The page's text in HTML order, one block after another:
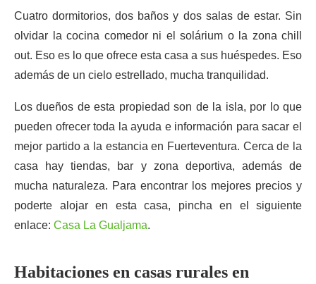
Cuatro dormitorios, dos baños y dos salas de estar. Sin
olvidar la cocina comedor ni el solárium o la zona chill
out. Eso es lo que ofrece esta casa a sus huéspedes. Eso
además de un cielo estrellado, mucha tranquilidad.
Los dueños de esta propiedad son de la isla, por lo que
pueden ofrecer toda la ayuda e información para sacar el
mejor partido a la estancia en Fuerteventura. Cerca de la
casa hay tiendas, bar y zona deportiva, además de
mucha naturaleza. Para encontrar los mejores precios y
poderte alojar en esta casa, pincha en el siguiente
enlace: Casa La Gualjama.
Habitaciones en casas rurales en